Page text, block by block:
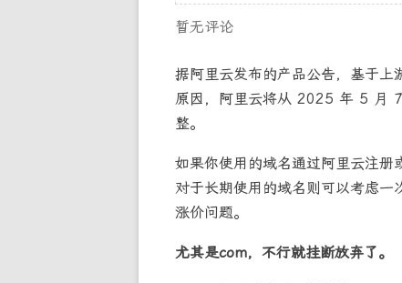
暂无评论
据阿里云发布的产品公告，基于上
原因，阿里云将从 2025 年 5 月
整。
如果你使用的域名通过阿里云注册
对于长期使用的域名则可以考虑
涨价问题。
尤其是com，不行就挂断放弃了。